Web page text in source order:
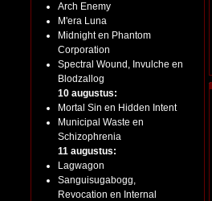
Arch Enemy
M'era Luna
Midnight en Phantom
Corporation
Spectral Wound, Invulche en
Blodzallog
10 augustus:
Mortal Sin en Hidden Intent
Municipal Waste en
Schizophrenia
11 augustus:
Lagwagon
Sanguisugabogg,
Revocation en Internal